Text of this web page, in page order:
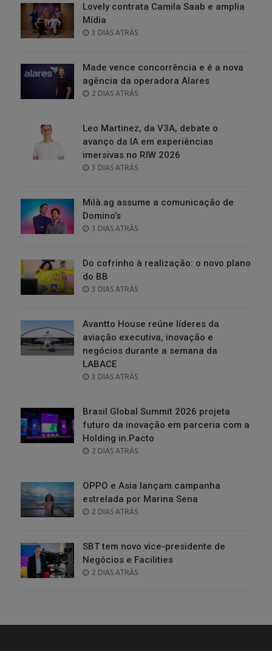
Lovely contrata Camila Saab e amplia
Mídia
POSTED
3 DIAS ATRÁS
Made vence concorrência e é a nova
agência da operadora Alares
POSTED
2 DIAS ATRÁS
Leo Martinez, da V3A, debate o
avanço da IA em experiências
imersivas no RIW 2026
POSTED
3 DIAS ATRÁS
Milà.ag assume a comunicação de
Domino’s
POSTED
3 DIAS ATRÁS
Do cofrinho à realização: o novo plano
do BB
POSTED
3 DIAS ATRÁS
Avantto House reúne líderes da
aviação executiva, inovação e
negócios durante a semana da
LABACE
POSTED
3 DIAS ATRÁS
Brasil Global Summit 2026 projeta
futuro da inovação em parceria com a
Holding in.Pacto
POSTED
2 DIAS ATRÁS
OPPO e Asia lançam campanha
estrelada por Marina Sena
POSTED
2 DIAS ATRÁS
SBT tem novo vice-presidente de
Negócios e Facilities
POSTED
2 DIAS ATRÁS